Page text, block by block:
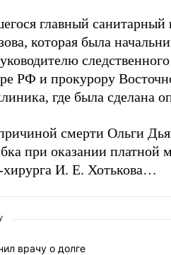
главный санитарный
которая была
РФ и прокурору
где была сделана
смерти Ольги
при оказании
хирурга И. Е. Хотькова…
врачу о долге